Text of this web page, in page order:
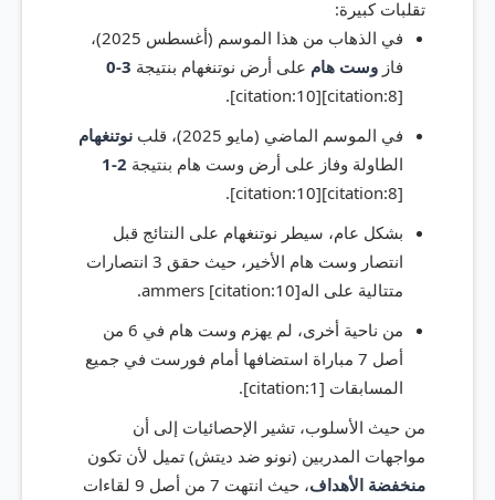
تقلبات كبيرة:
في الذهاب من هذا الموسم (أغسطس 2025)،
فازوست هام على أرض نوتنغهام بنتيجة 3-0
[citation:8][citation:10].
في الموسم الماضي (مايو 2025)، قلب
نوتنغهام
الطاولة وفاز على أرض وست هام بنتيجة 2-1
[citation:8][citation:10].
بشكل عام، سيطر نوتنغهام على النتائج قبل
انتصار وست هام الأخير، حيث حقق 3 انتصارات
متتالية على الهammers [citation:10].
من ناحية أخرى، لم يهزم وست هام في 6 من
أصل 7 مباراة استضافها أمام فورست في جميع
المسابقات [citation:1].
من حيث الأسلوب، تشير الإحصائيات إلى أن
مواجهات المدربين (نونو ضد ديتش) تميل لأن تكون
منخفضة الأهداف
، حيث انتهت 7 من أصل 9 لقاءات